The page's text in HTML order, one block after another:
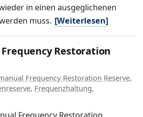
in einen ausgeglichenen
muss. [Weiterlesen]
Frequency Restoration
Frequency Restoration Reserve,
, Frequenzhaltung,